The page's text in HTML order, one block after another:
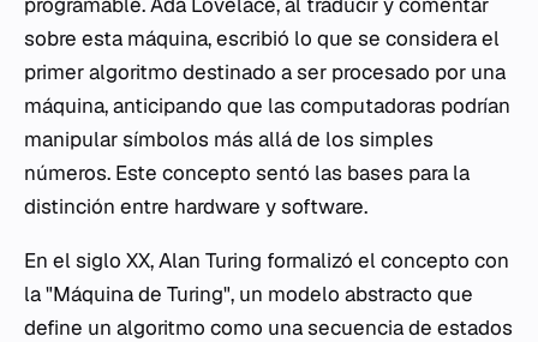
sobre esta máquina, escribió lo que se considera el
primer algoritmo destinado a ser procesado por una
máquina, anticipando que las computadoras podrían
manipular símbolos más allá de los simples
números. Este concepto sentó las bases para la
distinción entre hardware y software.
En el siglo XX, Alan Turing formalizó el concepto con
la "Máquina de Turing", un modelo abstracto que
define un algoritmo como una secuencia de estados